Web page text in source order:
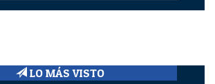
LO MÁS VISTO